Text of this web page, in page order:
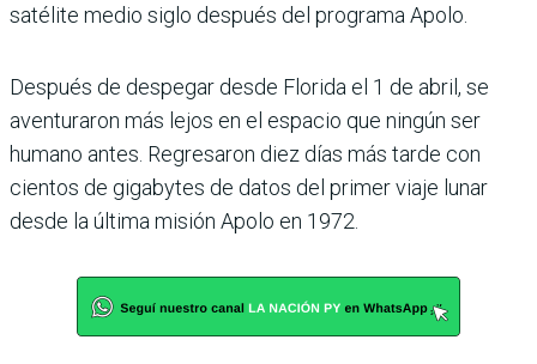
satélite medio siglo después del programa Apolo.
Después de despegar desde Florida el 1 de abril, se
aventuraron más lejos en el espacio que ningún ser
humano antes. Regresaron diez días más tarde con
cientos de gigabytes de datos del primer viaje lunar
desde la última misión Apolo en 1972.